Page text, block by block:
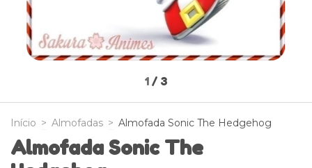
1 / 3
Início > Almofadas > Almofada Sonic The Hedgehog
Almofada Sonic The